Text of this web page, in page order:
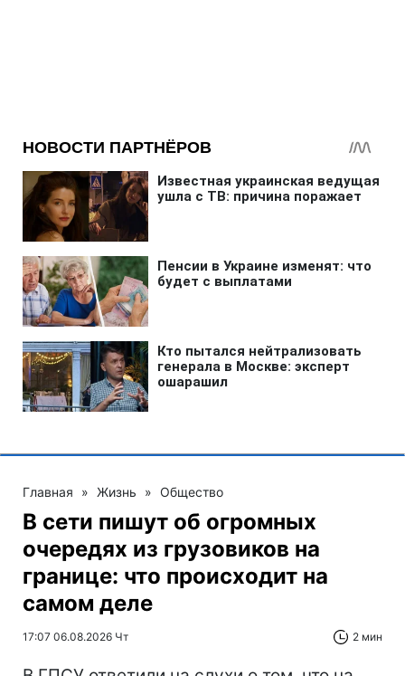
Главная » Жизнь » Общество
В сети пишут об огромных
очередях из грузовиков на
границе: что происходит на
самом деле
17:07 06.08.2026 Чт 2 мин